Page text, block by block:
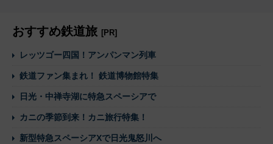
おすすめ鉄道旅 [PR]
レッツゴー四国！アンパンマン列車
鉄道ファン集まれ！ 鉄道博物館特集
日光・中禅寺湖に特急スペーシアで
カニの季節到来！カニ旅行特集！
新型特急スペーシアXで日光鬼怒川へ